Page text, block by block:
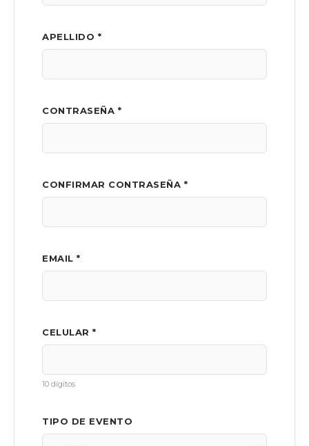
APELLIDO *
CONTRASEÑA *
CONFIRMAR CONTRASEÑA *
EMAIL *
CELULAR *
10 dígitos
TIPO DE EVENTO